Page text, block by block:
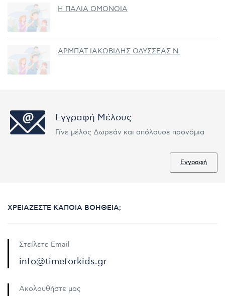
Η ΠΑΛΙΑ ΟΜΟΝΟΙΑ
ΑΡΜΠΑΤ ΙΑΚΩΒΙΔΗΣ ΟΔΥΣΣΕΑΣ Ν.
Εγγραφή Μέλους
Γίνε μέλος Δωρεάν και απόλαυσε προνόμια
Εγγραφή
ΧΡΕΙΆΖΕΣΤΕ ΚΆΠΟΙΑ ΒΟΉΘΕΙΑ;
Στείλετε Email
info@timeforkids.gr
Ακολουθήστε μας